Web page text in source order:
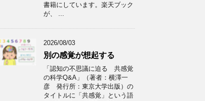
書籍にしています。楽天ブック
が、 ...
2026/08/03
別の感覚が想起する
「認知の不思議に迫る 共感覚
の科学Q&A」（著者：横澤一
彦 発行所：東京大学出版）の
タイトルに「共感覚」という語